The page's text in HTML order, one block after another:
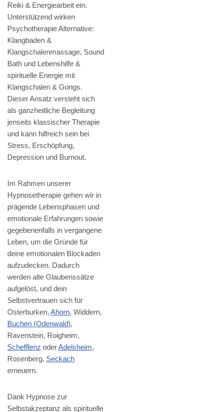
Reiki & Energiearbeit ein.
Unterstützend wirken
Psychotherapie Alternative:
Klangbaden &
Klangschalenmassage, Sound
Bath und Lebenshilfe &
spirituelle Energie mit
Klangschalen & Gongs.
Dieser Ansatz versteht sich
als ganzheitliche Begleitung
jenseits klassischer Therapie
und kann hilfreich sein bei
Stress, Erschöpfung,
Depression und Burnout.
Im Rahmen unserer
Hypnosetherapie gehen wir in
prägende Lebensphasen und
emotionale Erfahrungen sowie
gegebenenfalls in vergangene
Leben, um die Gründe für
deine emotionalen Blockaden
aufzudecken. Dadurch
werden alte Glaubenssätze
aufgelöst, und dein
Selbstvertrauen sich für
Osterburken, Ahorn, Widdern,
Buchen (Odenwald),
Ravenstein, Roigheim,
Schefflenz oderAdelsheim,
Rosenberg, Seckach
erneuern.
Dank Hypnose zur
Selbstakzeptanz als spirituelle